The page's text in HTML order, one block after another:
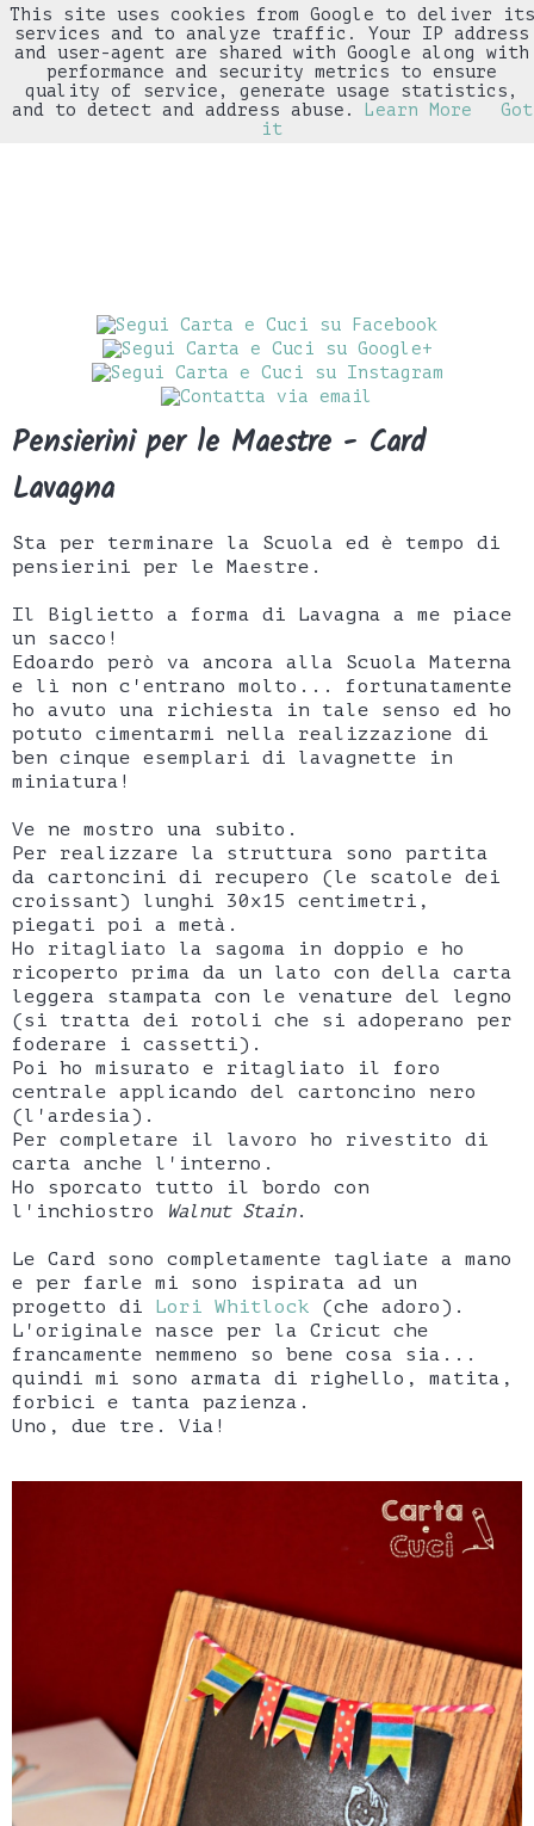
▼
Pensierini per le Maestre - Card
Lavagna
Sta per terminare la Scuola ed è tempo di
pensierini per le Maestre.
Il Biglietto a forma di Lavagna a me piace
un sacco!
Edoardo però va ancora alla Scuola Materna
e lì non c'entrano molto... fortunatamente
ho avuto una richiesta in tale senso ed ho
potuto cimentarmi nella realizzazione di
ben cinque esemplari di lavagnette in
miniatura!
Ve ne mostro una subito.
Per realizzare la struttura sono partita
da cartoncini di recupero (le scatole dei
croissant) lunghi 30x15 centimetri,
piegati poi a metà.
Ho ritagliato la sagoma in doppio e ho
ricoperto prima da un lato con della carta
leggera stampata con le venature del legno
(si tratta dei rotoli che si adoperano per
foderare i cassetti).
Poi ho misurato e ritagliato il foro
centrale applicando del cartoncino nero
(l'ardesia).
Per completare il lavoro ho rivestito di
carta anche l'interno.
Ho sporcato tutto il bordo con
l'inchiostro
Walnut Stain.
Le Card sono completamente tagliate a mano
e per farle mi sono ispirata ad un
progetto di Lori Whitlock (che adoro).
L'originale nasce per la Cricut che
francamente nemmeno so bene cosa sia...
quindi mi sono armata di righello, matita,
forbici e tanta pazienza.
Uno, due tre. Via!
This site uses cookies from Google to deliver its
services and to analyze traffic. Your IP address
and user-agent are shared with Google along with
performance and security metrics to ensure
quality of service, generate usage statistics,
and to detect and address abuse.
Learn More
Got
it